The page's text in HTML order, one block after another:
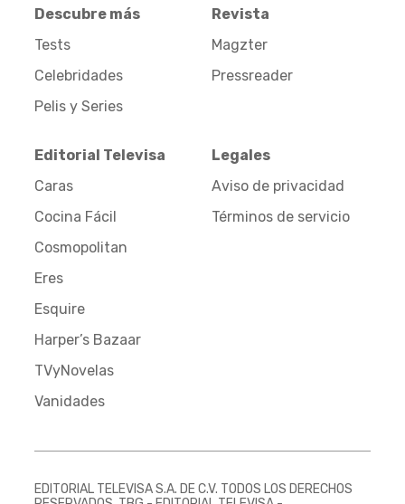
Descubre más
Tests
Celebridades
Pelis y Series
Revista
Magzter
Pressreader
Editorial Televisa
Caras
Cocina Fácil
Cosmopolitan
Eres
Esquire
Harper’s Bazaar
TVyNovelas
Vanidades
Legales
Aviso de privacidad
Términos de servicio
EDITORIAL TELEVISA S.A. DE C.V. TODOS LOS DERECHOS